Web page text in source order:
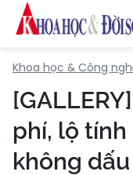
Khoa học & Công
phí, lộ
không